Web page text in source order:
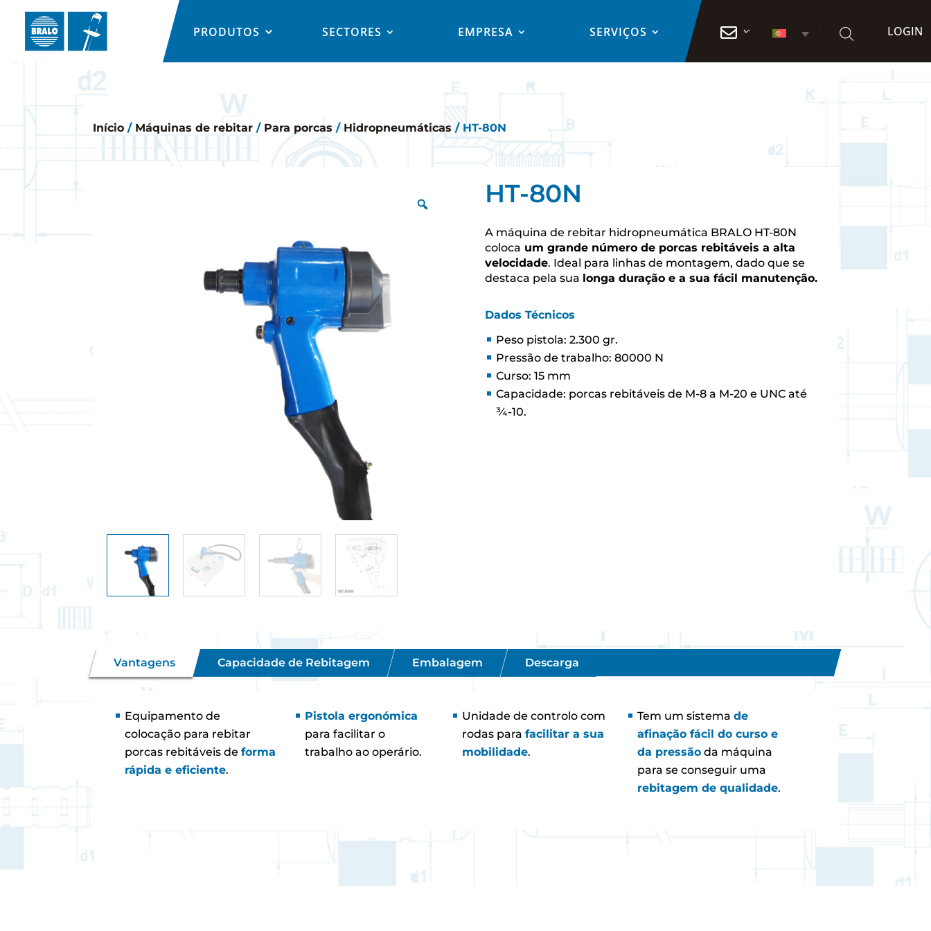
PRODUTOS SECTORES EMPRESA SERVIÇOS  LOGIN
Início / Máquinas de rebitar / Para porcas/Hidropneumáticas/ HT-80N
HT-80N
A máquina de rebitar hidropneumática BRALO HT-80N
coloca um grande número de porcas rebitáveis a alta
velocidade. Ideal para linhas de montagem, dado que se
destaca pela sua longa duração e a sua fácil manutenção.
Dados Técnicos
Peso pistola: 2.300 gr.
Pressão de trabalho: 80000 N
Curso: 15 mm
Capacidade: porcas rebitáveis de M-8 a M-20 e UNC até
¾-10.
Vantagens Capacidade de Rebitagem Embalagem Descarga
Equipamento de
colocação para rebitar
porcas rebitáveis deforma
rápida e eficiente.
Pistola ergonómica
para facilitar o
trabalho ao operário.
Unidade de controlo com
rodas para facilitar a sua
mobilidade.
Tem um sistema de
afinação fácil do curso e
da pressãoda máquina
para se conseguir uma
rebitagem de qualidade.